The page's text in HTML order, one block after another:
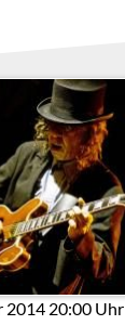
2014 20:00 Uhr